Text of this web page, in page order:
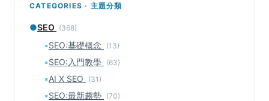
CATEGORIES · 主題分類
●SEO (368)
▪SEO:基礎概念 (13)
▪SEO:入門教學 (63)
▪AI X SEO (31)
▪SEO:最新趨勢 (70)